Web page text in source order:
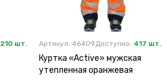
210 шт. Артикул: 46409Доступно: 417 шт.
Куртка «Active» мужская
утепленная оранжевая